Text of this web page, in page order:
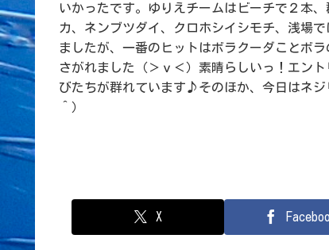
いかったです。ゆりえチームはビーチで２本
カ、ネンブツダイ、クロホシイシモチ、浅場
ましたが、一番のヒットはボラクーダことボ
さがれました（＞ｖ＜）素晴らしいっ！エン
びたちが群れています♪そのほか、今日はネ
＾）
X